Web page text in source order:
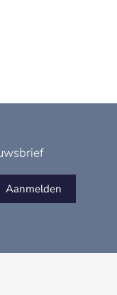
Aanmelden